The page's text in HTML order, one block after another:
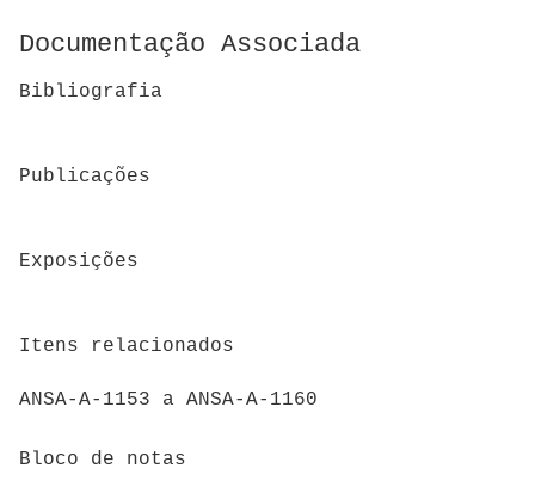
Documentação Associada
Bibliografia
Publicações
Exposições
Itens relacionados
ANSA-A-1153 a ANSA-A-1160
Bloco de notas